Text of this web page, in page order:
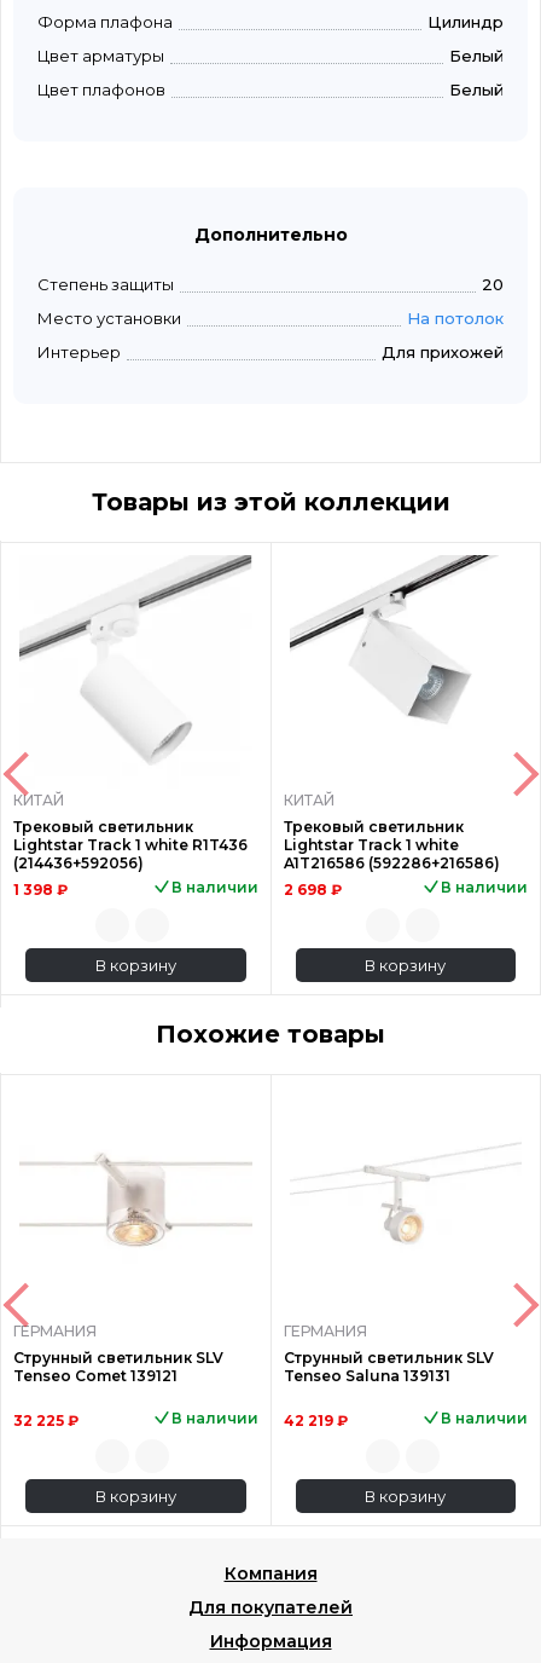
Форма плафона
Цилиндр
Цвет арматуры
Белый
Цвет плафонов
Белый
Дополнительно
Степень защиты
20
Место установки
На потолок
Интерьер
Для прихожей
Товары из этой коллекции
КИТАЙ
Трековый светильник
Lightstar Track 1 white R1T436
(214436+592056)
1 398 ₽
В наличии
В корзину
КИТАЙ
Трековый светильник
Lightstar Track 1 white
A1T216586 (592286+216586)
2 698 ₽
В наличии
В корзину
Похожие товары
ГЕРМАНИЯ
Струнный светильник SLV
Tenseo Comet 139121
32 225 ₽ В наличии
В корзину
ГЕРМАНИЯ
Струнный светильник SLV
Tenseo Saluna 139131
42 219 ₽ В наличии
В корзину
Компания
Для покупателей
Информация